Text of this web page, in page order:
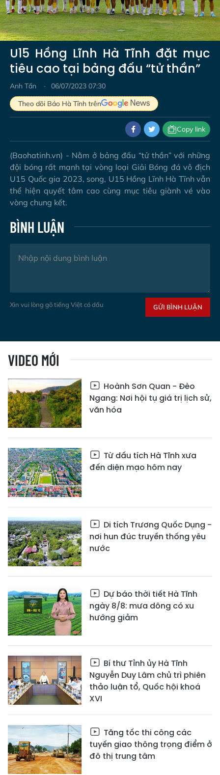
Video
U15 Hồng Lĩnh Hà Tĩnh đặt mục
tiêu cao tại bảng đấu “tử thần”
Anh Tấn
06/07/2023 07:30
Theo dõi Báo Hà Tĩnh trên
Copy link
(Baohatinh.vn) - Nằm ở bảng đấu “tử thần” với những
đội bóng rất mạnh tại vòng loại Giải Bóng đá vô địch
U15 Quốc gia 2023, song, U15 Hồng Lĩnh Hà Tĩnh vẫn
thể hiện quyết tâm cao cùng mục tiêu giành vé vào
vòng chung kết.
BÌNH LUẬN
Xin vui lòng gõ tiếng Việt có dấu GỬI BÌNH LUẬN
VIDEO MỚI
Hoành Sơn Quan - Đèo
Ngang: Nơi hội tụ giá trị lịch sử,
văn hóa
Từ dấu tích Hà Tĩnh xưa
đến diện mạo hôm nay
Di tích Trương Quốc Dụng -
nơi hun đúc truyền thống yêu
nước
Dự báo thời tiết Hà Tĩnh
ngày 8/8: mưa dông có xu
hướng giảm
Bí thư Tỉnh ủy Hà Tĩnh
Nguyễn Duy Lâm chủ trì phiên
thảo luận tổ, Quốc hội khoá
XVI
Tăng tốc thi công các
tuyến giao thông trọng điểm ở
đô thị trung tâm